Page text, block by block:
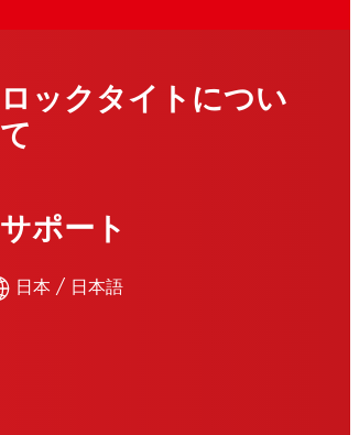
ロックタイトについ
て
サポート
日本 / 日本語